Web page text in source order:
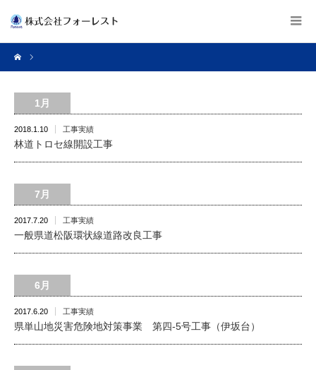
1月
2018.1.10 工事実績
林道トロセ線開設工事
7月
2017.7.20 工事実績
一般県道松阪環状線道路改良工事
6月
2017.6.20 工事実績
県単山地災害危険地対策事業 第四-5号工事（伊坂台）